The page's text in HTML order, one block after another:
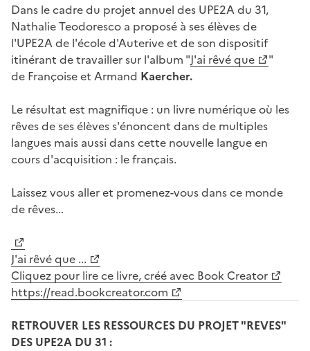
Dans le cadre du projet annuel des UPE2A du 31,
Nathalie Teodoresco a proposé à ses élèves de
l'UPE2A de l'école d'Auterive et de son dispositif
itinérant de travailler sur l'album "J'ai rêvé que
"
de Françoise et Armand Kaercher.
Le résultat est magnifique : un livre numérique où les
rêves de ses élèves s'énoncent dans de multiples
langues mais aussi dans cette nouvelle langue en
cours d'acquisition : le français.
Laissez vous aller et promenez-vous dans ce monde
de rêves...
J'ai rêvé que ...
Cliquez pour lire ce livre, créé avec Book Creator
https://read.bookcreator.com
RETROUVER LES RESSOURCES DU PROJET "REVES"
DES UPE2A DU 31 :